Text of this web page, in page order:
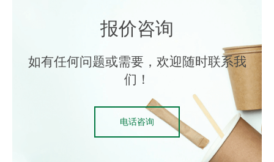
报价咨询
如有任何问题或需要，欢迎随时联系我
们！
电话咨询